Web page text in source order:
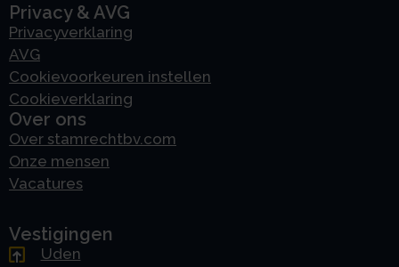
Privacy & AVG
Privacyverklaring
AVG
Cookievoorkeuren instellen
Cookieverklaring
Over ons
Over stamrechtbv.com
Onze mensen
Vacatures
Vestigingen
Uden